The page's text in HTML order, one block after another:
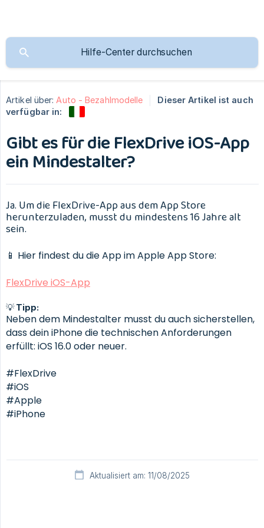
Artikel über: Auto - Bezahlmodelle
Dieser Artikel ist auch
verfügbar in:
Gibt es für die FlexDrive iOS-App
ein Mindestalter?
Ja. Um die FlexDrive-App aus dem App Store
herunterzuladen, musst du mindestens 16 Jahre alt
sein.
📱 Hier findest du die App im Apple App Store:
FlexDrive iOS-App
💡 Tipp:
Neben dem Mindestalter musst du auch sicherstellen,
dass dein iPhone die technischen Anforderungen
erfüllt: iOS 16.0 oder neuer.
#FlexDrive
#iOS
#Apple
#iPhone
Aktualisiert am: 11/08/2025